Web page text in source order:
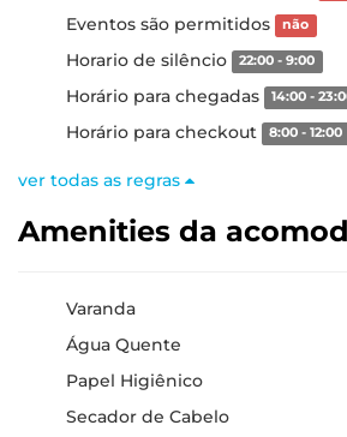
Eventos são permitidos não
Horario de silêncio 22:00 - 9:00
Horário para chegadas 14:00 -
Horário para checkout 8:00 - 12:00
ver todas as regras
Amenities da
Varanda
Água Quente
Papel Higiênico
Secador de Cabelo